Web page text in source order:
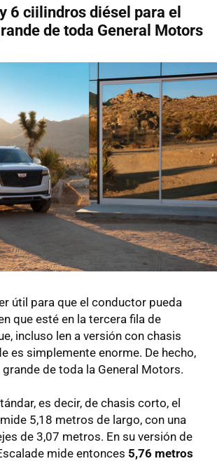
6 ciilindros diésel para el
de toda General Motors
útil para que el conductor pueda
que esté en la tercera fila de
incluso len a versión con chasis
es simplemente enorme. De hecho,
de toda la General Motors.
es decir, de chasis corto, el
5,18 metros de largo, con una
de 3,07 metros. En su versión de
mide entonces 5,76 metros